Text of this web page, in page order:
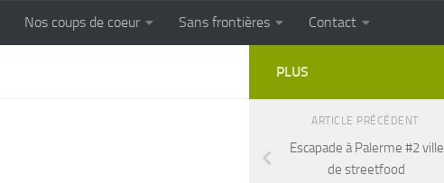
Cuisine populaire des terroirs
Nos coups de coeur Sans frontières Contact
PLUS
ARTICLE PRÉCÉDENT
Escapade à Palerme #2 ville
de streetfood